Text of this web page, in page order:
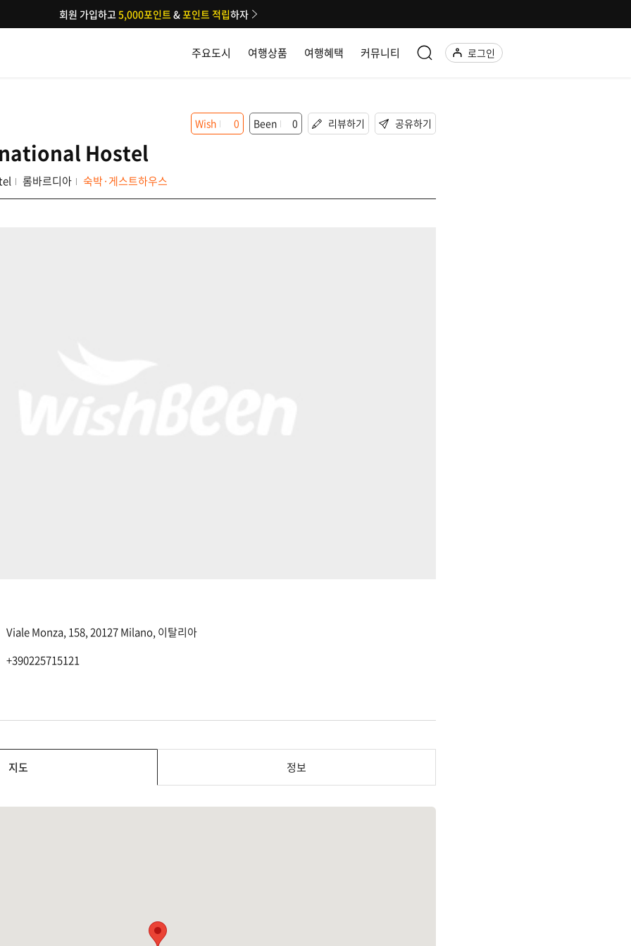
주요도시 여행상품 여행혜택 커뮤니티 로그인
회원 가입하고5,000포인트&포인트 적립하자
Hostel
롬바르디아 숙박·게스트하우스
Wish 0 Been 0 리뷰하기 공유하기
Viale Monza, 158, 20127 Milano, 이탈리아
+390225715121
지도 정보